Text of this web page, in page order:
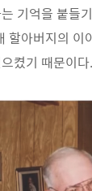
기억을 붙들
할아버지의 이
켰기 때문이다.